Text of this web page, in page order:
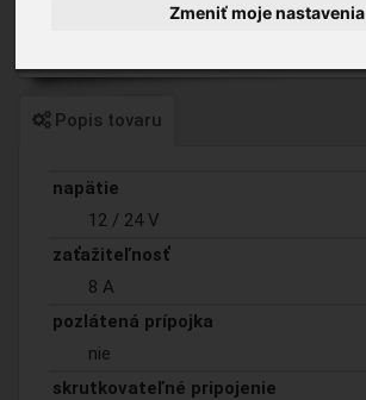
Zmeniť moje nastavenia
Popis tovaru
napätie
12 / 24 V
zaťažiteľnosť
8 A
pozlátená prípojka
nie
skrutkovateľné pripojenie